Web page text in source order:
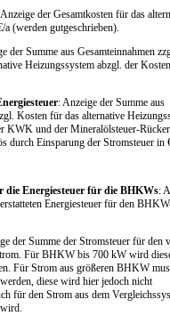
der Gesamtkosten für das
a (werden gutgeschrieben).
der Summe aus Gesamteinnahmen
Heizungssystem abzgl. der
: Anzeige der Summe aus
Kosten für das alternative
KWK und der Mineralölsteuer-
durch Einsparung der Stromsteuer in
Energiesteuer für die BHKWs:
Energiesteuer für den
der Summe der Stromsteuer für den
Für BHKW bis 700 kW wird
Für Strom aus größeren BHKW
diese wird hier jedoch nicht
für den Strom aus dem